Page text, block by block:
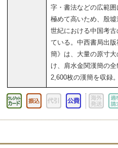
字・書法などの広範
極めて高いため、殷
世紀における中国考
ている。中西書局出
簡》は、大量の原寸
け、肩水金関漢簡の
2,600枚の漢簡を収録。